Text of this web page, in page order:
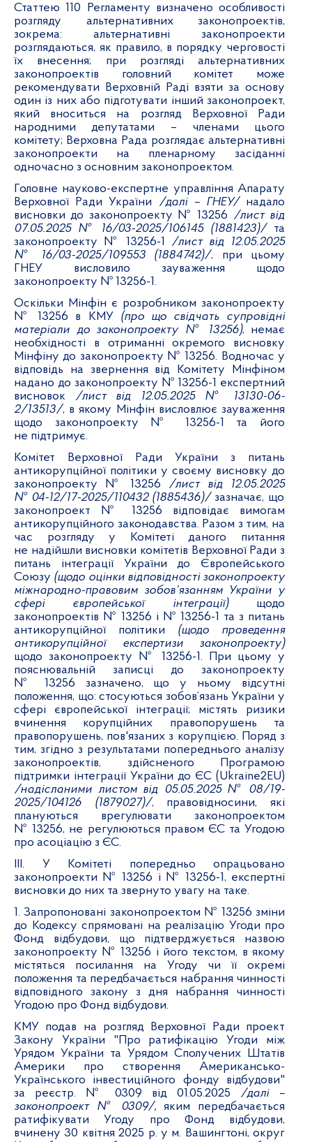
Статтею 110 Регламенту визначено особливості
розгляду альтернативних законопроектів,
зокрема: альтернативні законопроекти
розглядаються, як правило, в порядку черговості
їх внесення; при розгляді альтернативних
законопроектів головний комітет може
рекомендувати Верховній Раді взяти за основу
один із них або підготувати інший законопроект,
який вноситься на розгляд Верховної Ради
народними депутатами – членами цього
комітету; Верховна Рада розглядає альтернативні
законопроекти на пленарному засіданні
одночасно з основним законопроектом.
Головне науково-експертне управління Апарату
Верховної Ради України /далі – ГНЕУ/надало
висновки до законопроекту № 13256 /лист від
07.05.2025 № 16/03-2025/106145(1881423)/та
законопроекту № 13256-1 /лист від 12.05.2025
№ 16/03-2025/109553 (1884742)/,
при цьому
ГНЕУ висловило зауваження щодо
законопроекту № 13256-1.
Оскільки Мінфін є розробником законопроекту
№ 13256 в КМУ (про що свідчать супровідні
матеріали до законопроекту № 13256), немає
необхідності в отриманні окремого висновку
Мінфіну до законопроекту № 13256. Водночас у
відповідь на звернення від Комітету Мінфіном
надано до законопроекту № 13256-1 експертний
висновок /лист від 12.05.2025 № 13130-06-
2/13513/, в якому Мінфін висловлює зауваження
щодо законопроекту № 13256-1 та його
не підтримує.
Комітет Верховної Ради України з питань
антикорупційної політики у своєму висновку до
законопроекту №13256 /лист від 12.05.2025
№ 04-12/17-2025/110432(1885436)/зазначає, що
законопроект №13256
відповідає вимогам
антикорупційного законодавства. Разом з тим, на
час розгляду у Комітеті даного питання
не надійшли висновки комітетів Верховної Ради з
питань інтеграції України до Європейського
Союзу (щодо оцінки відповідності законопроекту
міжнародно-правовим зобов’язанням України у
сфері європейської інтеграції)щодо
законопроектів № 13256 і № 13256-1 та з питань
антикорупційної політики (щодо проведення
антикорупційної експертизи законопроекту)
щодо законопроекту № 13256-1. При цьому у
пояснювальній записці до законопроекту
№ 13256 зазначено, що у ньому відсутні
положення, що: стосуються зобов’язань України у
сфері європейської інтеграції; містять ризики
вчинення корупційних правопорушень та
правопорушень, пов'язаних з корупцією. Поряд з
тим, згідно з результатами попереднього аналізу
законопроектів, здійсненого Програмою
підтримки інтеграції України до ЄС (Ukraine2EU)
/надісланими листом від 05.05.2025 № 08/19-
2025/104126 (1879027)/, правовідносини, які
плануються врегулювати законопроектом
№ 13256, не регулюються правом ЄС та Угодою
про асоціацію з ЄС.
ІІІ. У Комітеті попередньо опрацьовано
законопроекти № 13256 і № 13256-1, експертні
висновки до них та звернуто увагу на таке.
1. Запропоновані законопроектом № 13256 зміни
до Кодексу спрямовані на реалізацію Угоди про
Фонд відбудови, що підтверджується назвою
законопроекту № 13256 і його текстом, в якому
містяться посилання на Угоду чи її окремі
положення та передбачається набрання чинності
відповідного закону з дня набрання чинності
Угодою про Фонд відбудови.
КМУ подав на розгляд Верховної Ради проект
Закону України "Про ратифікацію Угоди між
Урядом України та Урядом Сполучених Штатів
Америки про створення Американсько-
Українського інвестиційного фонду відбудови"
за реєстр. № 0309 від 01.05.2025 /далі –
законопроект № 0309/,яким передбачається
ратифікувати Угоду про Фонд відбудови,
вчинену 30 квітня 2025 р. у м. Вашингтоні, округ